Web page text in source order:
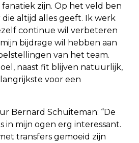
zijn. Op het veld ben
altijd alles geeft. Ik werk
continue wil verbeteren
bijdrage wil hebben aan
van het team.
naast fit blijven natuurlijk,
voor een
Bernard Schuiteman: “De
in mijn ogen erg interessant.
transfers gemoeid zijn